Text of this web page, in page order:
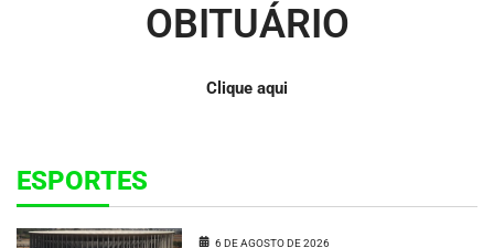
OBITUÁRIO
Clique aqui
ESPORTES
6 DE AGOSTO DE 2026